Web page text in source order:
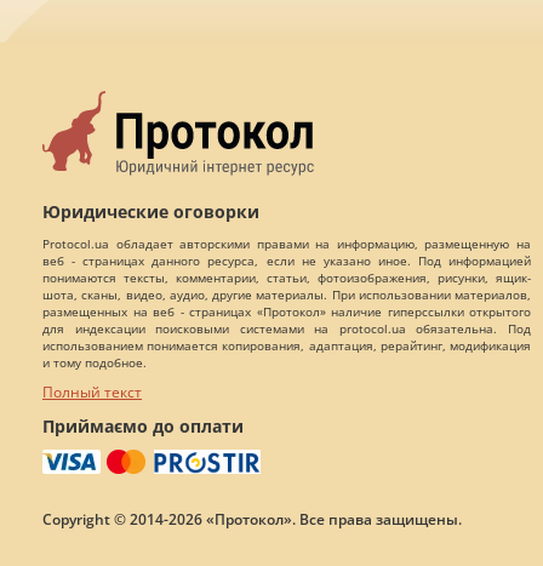
Юридические оговорки
Protocol.ua обладает авторскими правами на информацию, размещенную на
веб - страницах данного ресурса, если не указано иное. Под информацией
понимаются тексты, комментарии, статьи, фотоизображения, рисунки, ящик-
шота, сканы, видео, аудио, другие материалы. При использовании материалов,
размещенных на веб - страницах «Протокол» наличие гиперссылки открытого
для индексации поисковыми системами на protocol.ua обязательна. Под
использованием понимается копирования, адаптация, рерайтинг, модификация
и тому подобное.
Полный текст
Приймаємо до оплати
Copyright © 2014-2026 «Протокол». Все права защищены.